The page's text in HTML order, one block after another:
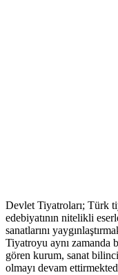
Devlet Tiyatroları; Türk
edebiyatının nitelikli
sanatlarını
Tiyatroyu aynı zamanda
gören kurum, sanat
olmayı devam